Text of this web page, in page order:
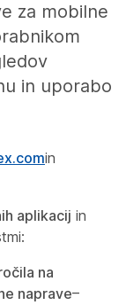
za mobilne
in uporabo
in
aplikacij in
na
naprave–